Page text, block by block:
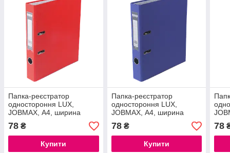
Папка-реєстратор
одностороння LUX,
JOBMAX, А4, ширина
торця 50 мм, червона
78 ₴
Купити
Папка-реєстратор
одностороння LUX,
JOBMAX, А4, ширина
торця 50 мм, фіолетова
78₴
Купити
78